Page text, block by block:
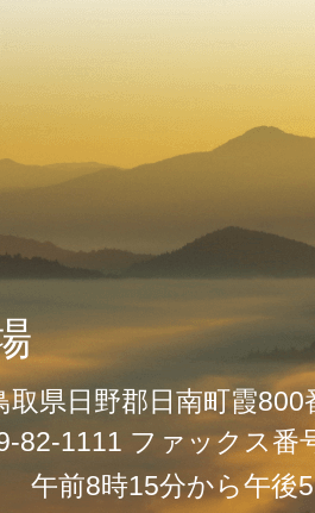
県日野郡日南町霞800
82-1111 ファックス番
午前8時15分から午後